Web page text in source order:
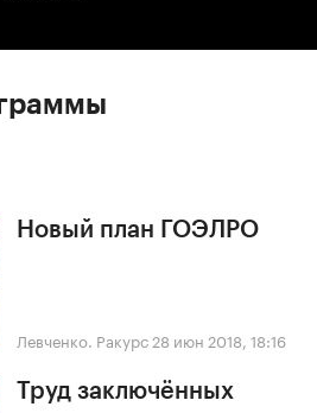
Новый план ГОЭЛРО
Левченко. Ракурс 28 июн 2018, 18:16
Труд заключённых